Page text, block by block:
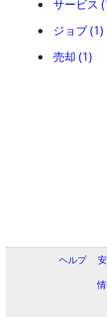
サービス
ジョブ (1)
売却 (1)
ヘルプ